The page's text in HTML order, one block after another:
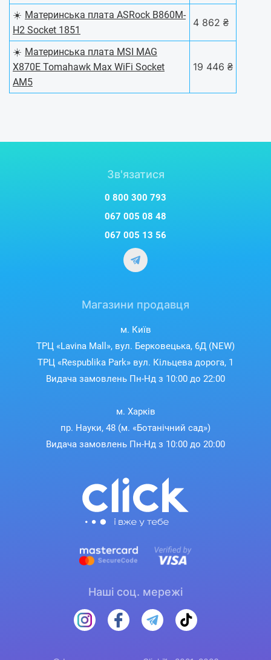
☀️ Материнська плата ASRock B860M-
H2 Socket 1851
4 862 ₴
☀️ Материнська плата MSI MAG
X870E Tomahawk Max WiFi Socket
AM5
19 446 ₴
Зв'язатися
0 800 300 793
067 005 08 48
067 005 13 56
Магазини продавця
м. Київ
ТРЦ «Lavina Mall», вул. Берковецька, 6Д (NEW)
ТРЦ «Respublika Park» вул. Кільцева дорога, 1
Видача замовлень Пн-Нд з 10:00 до 22:00
м. Харків
пр. Науки, 48 (м. «Ботанічний сад»)
Видача замовлень Пн-Нд з 10:00 до 20:00
Наші соц. мережі